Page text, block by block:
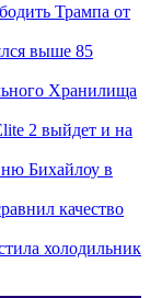
Трампа от
выше 85
Хранилища
2 выйдет и на
Бихайлоу в
качество
холодильник